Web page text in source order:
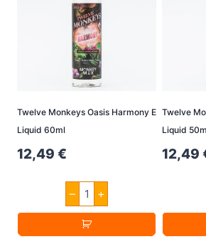
Twelve Monkeys Oasis Harmony E
Liquid 60ml
12,49 €
–
Twelve
Monkeys
Oasis
Harmony
E
+
Twelve
Liquid
12,49